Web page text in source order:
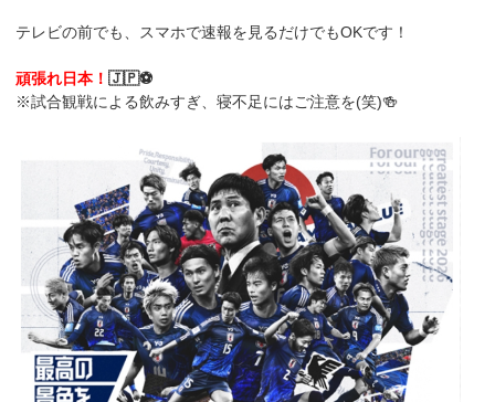
テレビの前でも、スマホで速報を見るだけでもOKです！
頑張れ日本！ 🇯🇵⚽
※試合観戦による飲みすぎ、寝不足にはご注意を(笑)🍻